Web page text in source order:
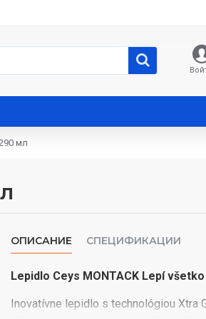
мл
ОПИСАНИЕ СПЕЦИФИКАЦИИ
Lepidlo Ceys MONTACK Lepí
Inovatívne lepidlo s technológiou Xtra